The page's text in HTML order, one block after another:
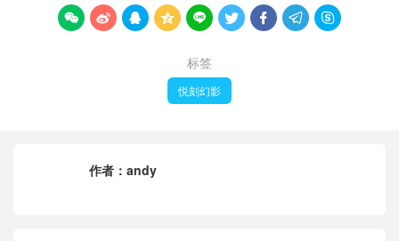
        
标签
悦刻幻影
作者： andy